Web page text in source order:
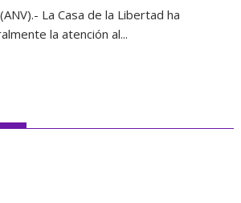
La Casa de la Libertad ha
la atención al...